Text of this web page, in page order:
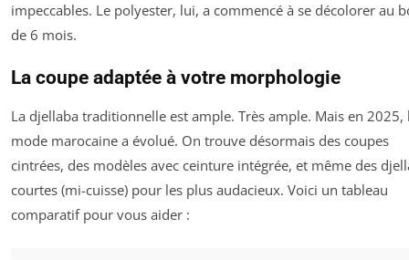
impeccables. Le polyester, lui, a commencé à se décolorer au
de 6 mois.
La coupe adaptée à votre morphologie
La djellaba traditionnelle est ample. Très ample. Mais en 2025,
mode marocaine a évolué. On trouve désormais des coupes
cintrées, des modèles avec ceinture intégrée, et même des
courtes (mi-cuisse) pour les plus audacieux. Voici un tableau
comparatif pour vous aider :